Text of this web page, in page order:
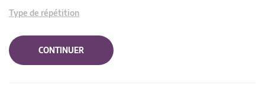
Type de répétition
CONTINUER